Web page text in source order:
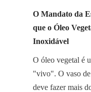
O Mandato da
que o Óleo
Inoxidável
O óleo vegetal é
"vivo". O vaso de
deve fazer mais